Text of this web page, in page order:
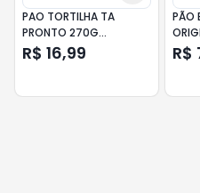
PAO TORTILHA TA
PRONTO 270G
PROTEINA
R$ 16,99
PÃO
R$